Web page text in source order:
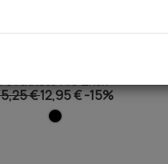
Γυναικείο Rio Σλιπ
€12,95 €-15%